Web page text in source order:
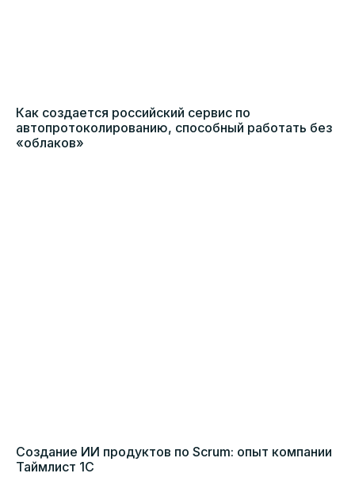
Как создается российский сервис по
автопротоколированию, способный работать без
«облаков»
Создание ИИ продуктов по Scrum: опыт компании
Таймлист 1С